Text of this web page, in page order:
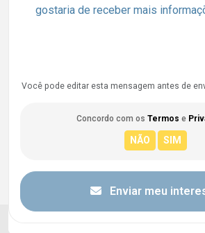
Você pode editar esta mensagem antes de
Concordo com os Termos e
Enviar meu